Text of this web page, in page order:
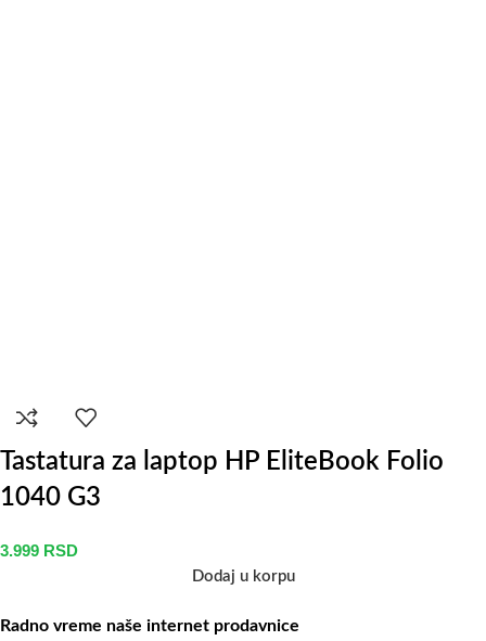
Tastatura za laptop HP EliteBook Folio
1040 G3
3.999 RSD
Dodaj u korpu
Radno vreme naše internet prodavnice